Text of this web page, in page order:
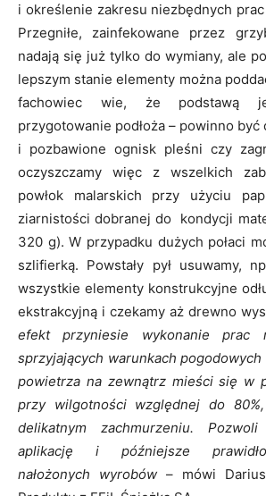
i określenie zakresu niezbędnych
Przegniłe, zainfekowane przez
nadają się już tylko do wymiany, ale
lepszym stanie elementy można
fachowiec wie, że podstawą
przygotowanie podłoża – powinno być
i pozbawione ognisk pleśni czy
oczyszczamy więc z wszelkich
powłok malarskich przy użyciu
ziarnistości dobranej do kondycji
320 g). W przypadku dużych połaci
szlifierką. Powstały pył usuwamy,
wszystkie elementy konstrukcyjne
ekstrakcyjną i czekamy aż drewno
efekt przyniesie wykonanie prac
sprzyjających warunkach
powietrza na zewnątrz mieści się w
przy wilgotności względnej do
delikatnym zachmurzeniu.
aplikację i późniejsze
nałożonych wyrobów – mówi